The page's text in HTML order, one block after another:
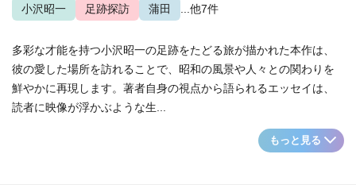
小沢昭一 足跡探訪 蒲田 ...他7件
多彩な才能を持つ小沢昭一の足跡をたどる旅が描かれた本作は、
彼の愛した場所を訪れることで、昭和の風景や人々との関わりを
鮮やかに再現します。著者自身の視点から語られるエッセイは、
読者に映像が浮かぶような生...
もっと見る